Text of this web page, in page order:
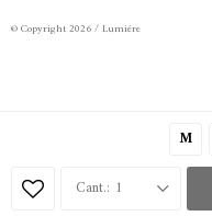
M
1
© Copyright 2026 / Lumiére